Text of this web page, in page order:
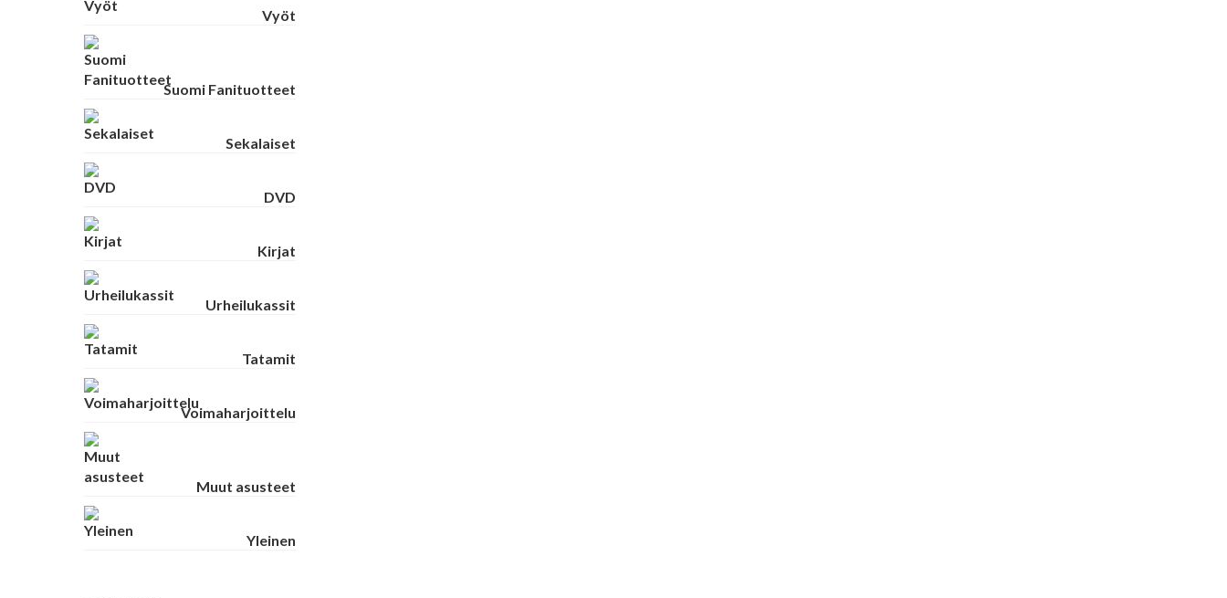
Vyöt
Suomi Fanituotteet
Sekalaiset
DVD
Kirjat
Urheilukassit
Tatamit
Voimaharjoittelu
Muut asusteet
Yleinen